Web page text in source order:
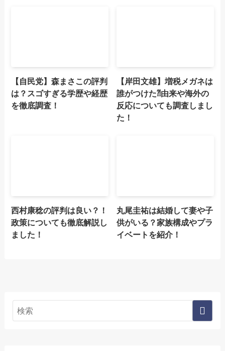
【自民党】森まさこの評判
は？スゴすぎる学歴や経歴
を徹底調査！
【岸田文雄】増税メガネは
誰がつけた⁈由来や海外の
反応についても調査しまし
た！
西村康稔の評判は良い？！
政策についても徹底解説し
ました！
丸尾圭祐は結婚して妻や子
供がいる？家族構成やプラ
イベートを紹介！